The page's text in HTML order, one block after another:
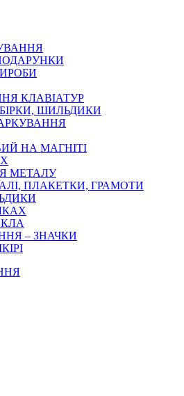
КЛАВІАТУР
ШИЛЬДИКИ
НА МАГНІТІ
МЕТАЛУ
ПЛАКЕТКИ, ГРАМОТИ
– ЗНАЧКИ
ОПТ